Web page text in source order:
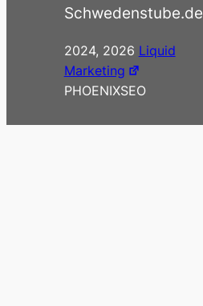
Schwedenstube.de
2024, 2026 Liquid
Marketing
PHOENIXSEO